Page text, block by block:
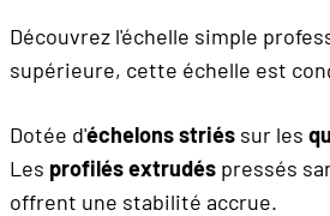
Découvrez l'échelle simple
supérieure, cette échelle est
Dotée d'échelons striés sur les
Les profilés extrudés pressés
offrent une stabilité accrue.